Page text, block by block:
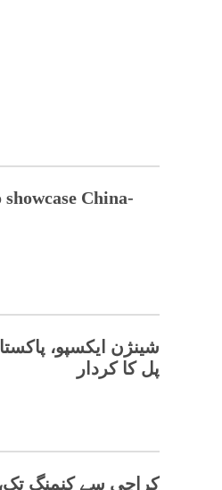
China-
شینژن ایکسپو،
پل کا کردار
کراچی سے کنمنگ